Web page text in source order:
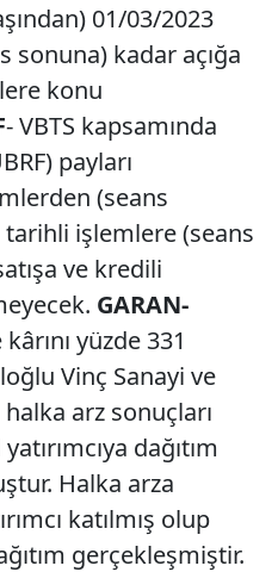
01/03/2023
sonuna) kadar açığa
konu
- VBTS kapsamında
payları
(seans
tarihli işlemlere (seans
ve kredili
GARAN-
yüzde 331
Vinç Sanayi ve
halka arz sonuçları
dağıtım
Halka arza
katılmış olup
gerçekleşmiştir.